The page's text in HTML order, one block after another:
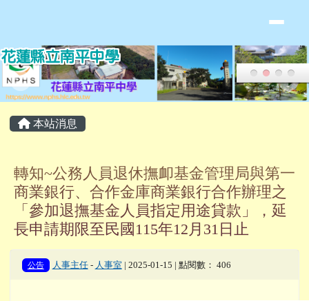
主內容區域
本站消息
轉知~公務人員退休撫卹基金管理局與第一
商業銀行、合作金庫商業銀行合作辦理之
「參加退撫基金人員指定用途貸款」，延
長申請期限至民國115年12月31日止
公告 人事主任- 人事室 | 2025-01-15 | 點閱數： 406
頁尾區域